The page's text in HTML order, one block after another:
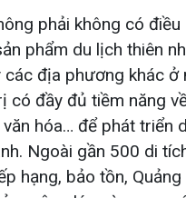
phải không có điều
phẩm du lịch thiên
các địa phương khác ở
có đầy đủ tiềm năng
văn hóa… để phát triển
Ngoài gần 500 di
hạng, bảo tồn,